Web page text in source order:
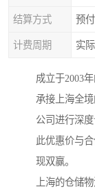
结算方式 预
计费周期 实
成立于2003
承接上海全
公司进行深
此优惠价与
现双赢。
上海的仓储